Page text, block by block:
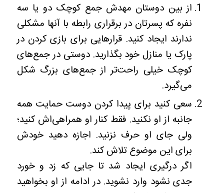
از بین دوستان مهدش جمع کوچک دو یا سه
نفره که پسرتان در برقراری رابطه با آنها مشکلی
ندارند ایجاد کنید. قرارهایی برای بازی کردن در
پارک یا منازل خود بگذارید. دوستی در جمع‌های
کوچک خیلی راحت‌تر از جمع‌های بزرگ شکل
می‌گیرد.
سعی کنید برای پیدا کردن دوست حمایت همه
جانبه از او نکنید. فقط کنار او همراهی‌اش کنید؛
ولی جای او حرف نزنید. اجازه دهید خودش
برای این موضوع تلاش کند.
اگر درگیری ایجاد شد تا جایی که زد و خورد
جدی نشود وارد نشوید. در ادامه از او بخواهید